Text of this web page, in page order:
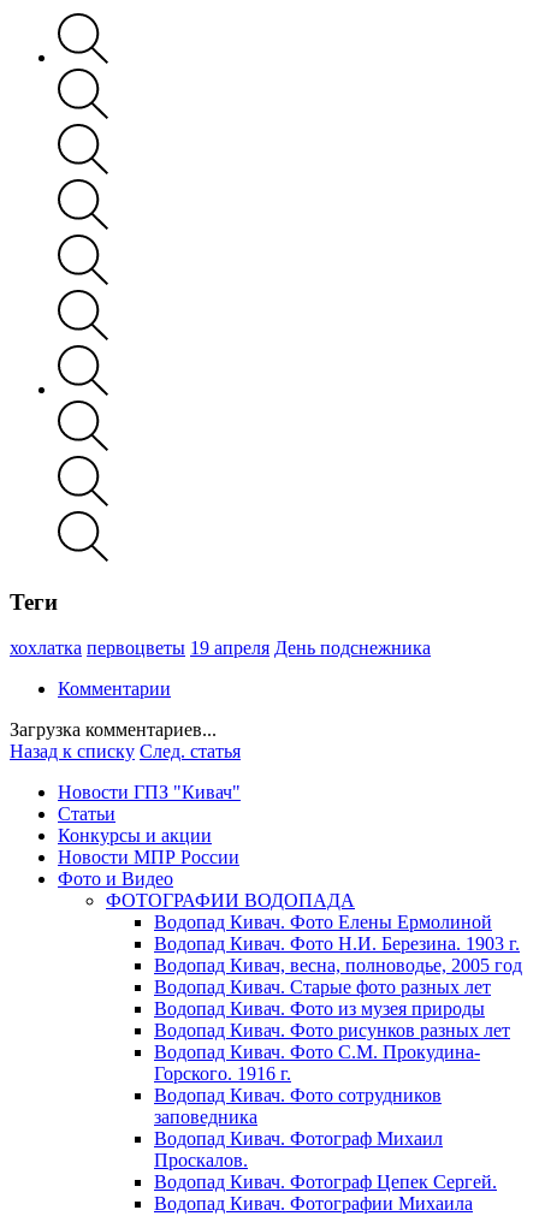
Теги
хохлатка первоцветы 19 апреля День подснежника
Комментарии
Загрузка комментариев...
Назад к списку След. статья
Новости ГПЗ "Кивач"
Статьи
Конкурсы и акции
Новости МПР России
Фото и Видео
ФОТОГРАФИИ ВОДОПАДА
Водопад Кивач. Фото Елены Ермолиной
Водопад Кивач. Фото Н.И. Березина. 1903 г.
Водопад Кивач, весна, полноводье, 2005 год
Водопад Кивач. Старые фото разных лет
Водопад Кивач. Фото из музея природы
Водопад Кивач. Фото рисунков разных лет
Водопад Кивач. Фото С.М. Прокудина-
Горского. 1916 г.
Водопад Кивач. Фото сотрудников
заповедника
Водопад Кивач. Фотограф Михаил
Проскалов.
Водопад Кивач. Фотограф Цепек Сергей.
Водопад Кивач. Фотографии Михаила